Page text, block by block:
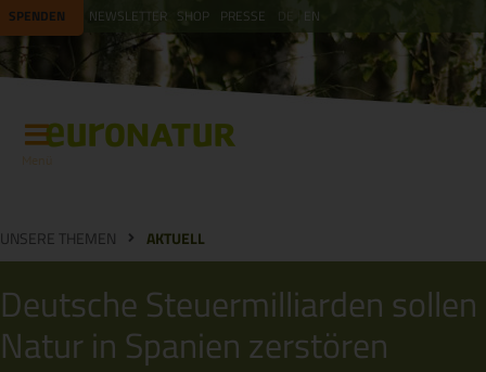
SPENDEN NEWSLETTER SHOP PRESSE EN
UNSERE THEMEN AKTUELL
Deutsche Steuermilliarden sollen
Natur in Spanien zerstören